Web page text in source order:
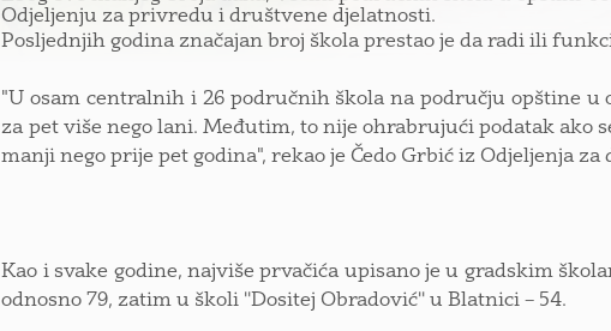
Odjeljenju za privredu i društvene djelatnosti.
Posljednjih godina značajan broj škola prestao je da radi ili
"U osam centralnih i 26 područnih škola na području opštine u
za pet više nego lani. Međutim, to nije ohrabrujući podatak ako
manji nego prije pet godina", rekao je Čedo Grbić iz Odjeljenja
Kao i svake godine, najviše prvačića upisano je u gradskim
odnosno 79, zatim u školi ''Dositej Obradović'' u Blatnici – 54.